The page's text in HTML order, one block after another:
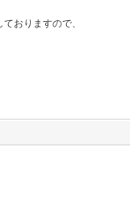
おりますので、